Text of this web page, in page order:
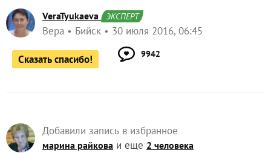
VeraTyukaeva ЭКСПЕРТ
Вера Бийск 30 июля 2016, 06:45
Сказать спасибо! 9942
Добавили запись в избранное
марина райкова и еще 2 человека